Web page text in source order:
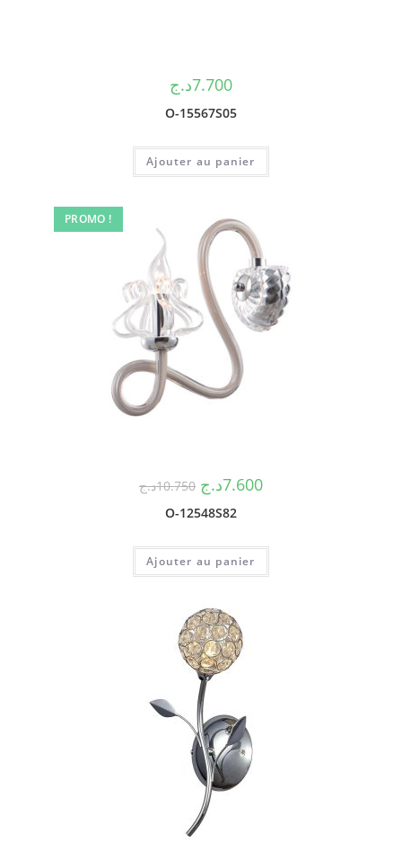
7.700د.ج
O-15567S05
Ajouter au panier
PROMO !
10.750د.ج 7.600د.ج
O-12548S82
Ajouter au panier